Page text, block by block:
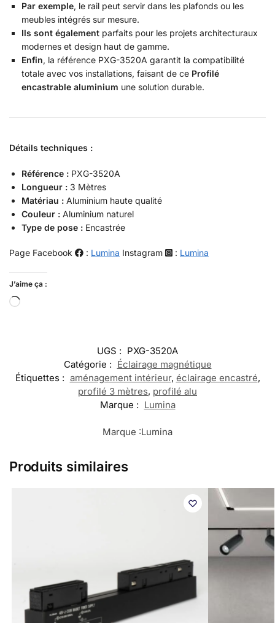
Par exemple, le rail peut servir dans les plafonds ou les
meubles intégrés sur mesure.
Ils sont également parfaits pour les projets architecturaux
modernes et design haut de gamme.
Enfin, la référence PXG-3520A garantit la compatibilité
totale avec vos installations, faisant de ce Profilé
encastrable aluminium une solution durable.
Détails techniques :
Référence : PXG-3520A
Longueur : 3 Mètres
Matériau : Aluminium haute qualité
Couleur : Aluminium naturel
Type de pose : Encastrée
Page Facebook : Lumina Instagram : Lumina
J’aime ça :
UGS : PXG-3520A
Catégorie : Éclairage magnétique
Étiquettes : aménagement intérieur, éclairage encastré,
profilé 3 mètres, profilé alu
Marque : Lumina
Marque :Lumina
Produits similaires